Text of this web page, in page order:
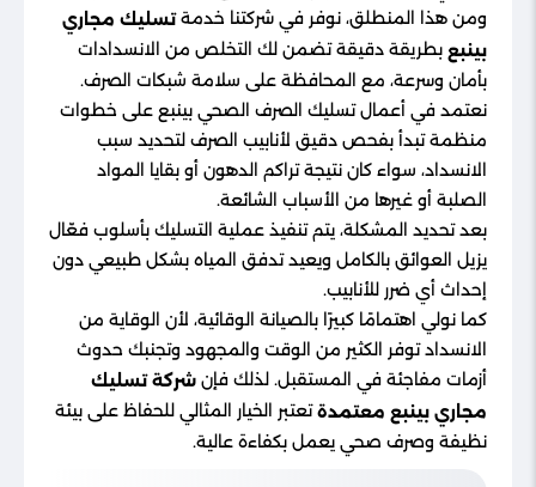
ومن هذا المنطلق، نوفر في شركتنا خدمةتسليك مجاري
بينبع بطريقة دقيقة تضمن لك التخلص من الانسدادات
بأمان وسرعة، مع المحافظة على سلامة شبكات الصرف.
نعتمد في أعمال تسليك الصرف الصحي بينبع على خطوات
منظمة تبدأ بفحص دقيق لأنابيب الصرف لتحديد سبب
الانسداد، سواء كان نتيجة تراكم الدهون أو بقايا المواد
الصلبة أو غيرها من الأسباب الشائعة.
بعد تحديد المشكلة، يتم تنفيذ عملية التسليك بأسلوب فعّال
يزيل العوائق بالكامل ويعيد تدفق المياه بشكل طبيعي دون
إحداث أي ضرر للأنابيب.
كما نولي اهتمامًا كبيرًا بالصيانة الوقائية، لأن الوقاية من
الانسداد توفر الكثير من الوقت والمجهود وتجنبك حدوث
أزمات مفاجئة في المستقبل. لذلك فإن شركة تسليك
مجاري بينبع معتمدةتعتبر الخيار المثالي للحفاظ على بيئة
نظيفة وصرف صحي يعمل بكفاءة عالية.